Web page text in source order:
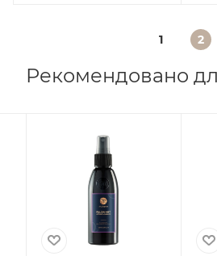
1 2
Рекомендовано